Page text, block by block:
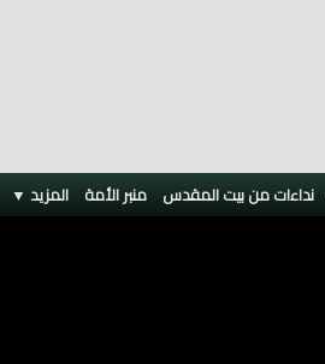
نداءات من بيت المقدس منبر الأمة المزيد ▼